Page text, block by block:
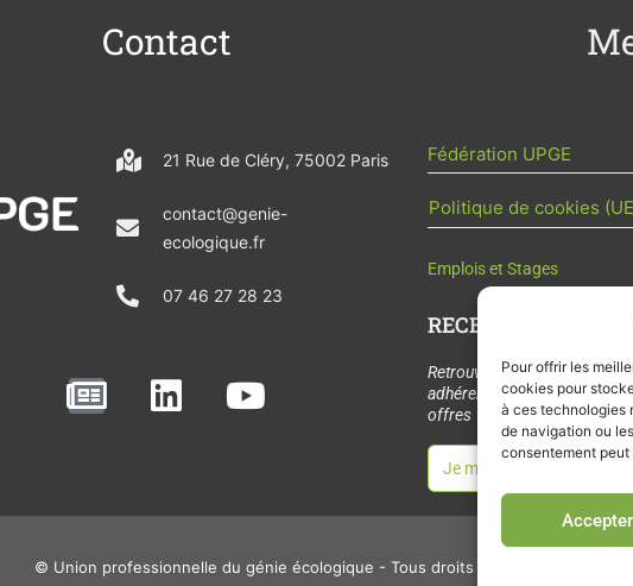
Pour offrir les
cookies pour
à ces technologies
de navigation ou
consentement
Accepter
Contact
21 Rue de Cléry, 75002 Paris
contact@genie-
ecologique.fr
07 46 27 28 23
N
e
p
a
L
i
e
d
Y
o
u
b
Fédération UPGE
Politique de cookies
Emplois et Stages
RECEVOIR L'ACTU
Retrouvez tous les
adhérents, les rendez-
offres de stages et
Je m'abonne à la lettre
© Union professionnelle du génie écologique - Tous droits réservés - 2026